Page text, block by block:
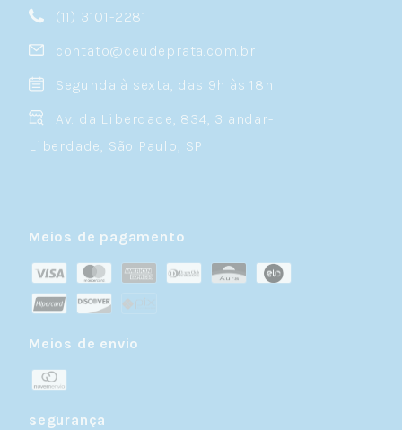
(11) 3101-2281
contato@ceudeprata.com.br
Segunda à sexta, das 9h às 18h
Av. da Liberdade, 834, 3 andar-
Liberdade, São Paulo, SP
Meios de pagamento
Meios de envio
segurança